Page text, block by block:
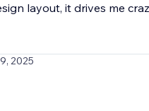
layout, it drives me
2025